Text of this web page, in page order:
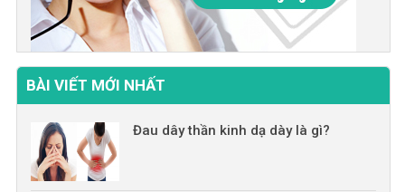
BÀI VIẾT MỚI NHẤT
Đau dây thần kinh dạ dày là gì?